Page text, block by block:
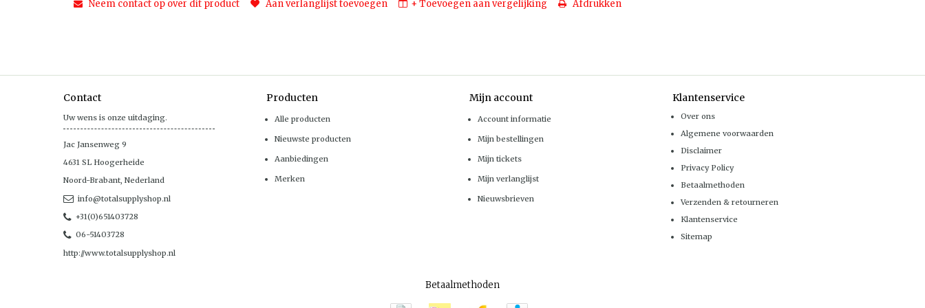
Neem contact op over dit product Aan verlanglijst toevoegen + Toevoegen aan vergelijking Afdrukken
Contact
Uw wens is onze uitdaging.
Jac Jansenweg 9
4631 SL Hoogerheide
Noord-Brabant, Nederland
info@totalsupplyshop.nl
+31(0)651403728
06-51403728
http://www.totalsupplyshop.nl
Producten
Alle producten
Nieuwste producten
Aanbiedingen
Merken
Mijn account
Account informatie
Mijn bestellingen
Mijn tickets
Mijn verlanglijst
Nieuwsbrieven
Klantenservice
Over ons
Algemene voorwaarden
Disclaimer
Privacy Policy
Betaalmethoden
Verzenden & retourneren
Klantenservice
Sitemap
Betaalmethoden